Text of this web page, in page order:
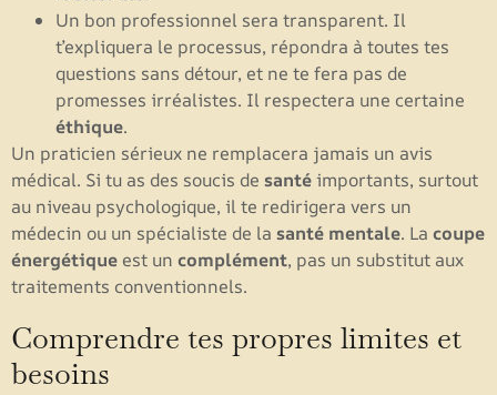
Un bon professionnel sera transparent. Il
t’expliquera le processus, répondra à toutes tes
questions sans détour, et ne te fera pas de
promesses irréalistes. Il respectera une certaine
éthique.
Un praticien sérieux ne remplacera jamais un avis
médical. Si tu as des soucis de santéimportants, surtout
au niveau psychologique, il te redirigera vers un
médecin ou un spécialiste de la santé mentale. La coupe
énergétique est un complément, pas un substitut aux
traitements conventionnels.
Comprendre tes propres limites et
besoins